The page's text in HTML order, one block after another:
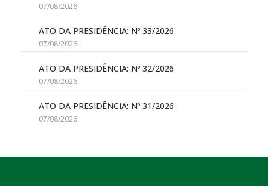
07/08/2026
ATO DA PRESIDÊNCIA: Nº 33/2026
07/08/2026
ATO DA PRESIDÊNCIA: Nº 32/2026
07/08/2026
ATO DA PRESIDÊNCIA: Nº 31/2026
07/08/2026